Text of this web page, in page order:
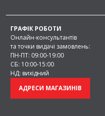
ГРАФІК РОБОТИ
Онлайн-консультантів
та точки видачі замовлень:
ПН-ПТ: 09:00-19:00
СБ: 10:00-15:00
НД: вихідний
АДРЕСИ МАГАЗИНІВ